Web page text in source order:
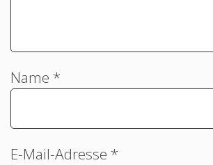
Name *
E-Mail-Adresse *